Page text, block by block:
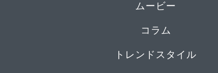
ムービー
コラム
トレンドスタイル